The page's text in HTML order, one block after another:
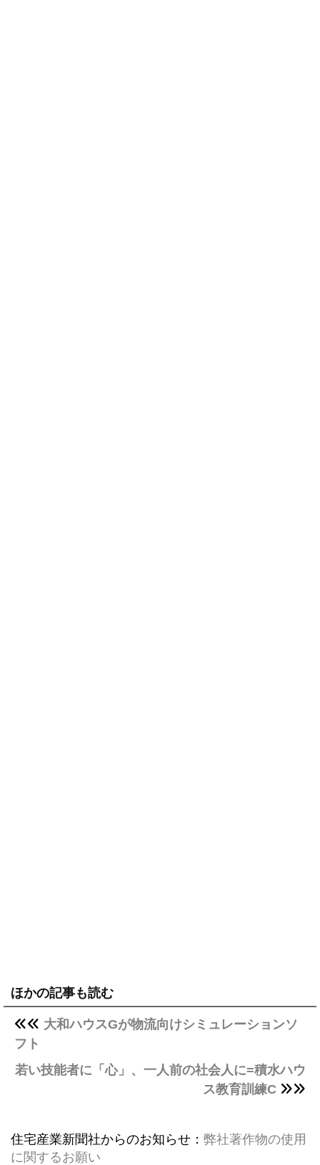
ほかの記事も読む
大和ハウスGが物流向けシミュレーションソ
フト
若い技能者に「心」、一人前の社会人に=積水ハウ
ス教育訓練C
住宅産業新聞社からのお知らせ： 弊社著作物の使用
に関するお願い